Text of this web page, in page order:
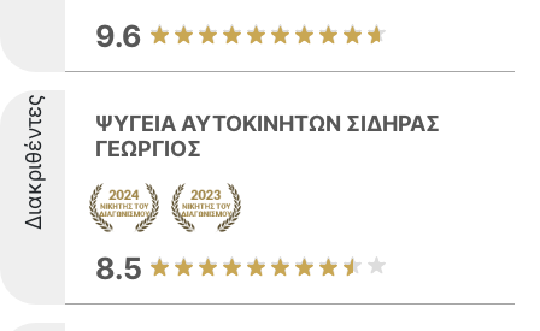
9.6
Διακριθέντες
ΨΥΓΕΙΑ ΑΥΤΟΚΙΝΗΤΩΝ ΣΙΔΗΡΑΣ
ΓΕΩΡΓΙΟΣ
8.5